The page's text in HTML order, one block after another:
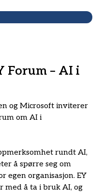
Forum – AI i
og Microsoft inviterer
om AI i
rundt AI,
å spørre seg om
egen organisasjon. EY
å ta i bruk AI, og